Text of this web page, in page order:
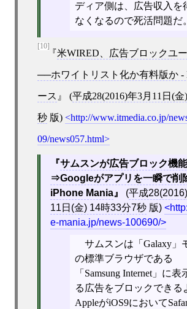
ディア側は、広告収入を
なくなるので死活問題だ。
[10]
米WIRED、広告ブロックユ
──ホワイトリスト化か有料版か -
ース (平成28(2016)年3月11日(金
秒版) http://www.itmedia.co.jp/
09/news057.html
サムスンが広告ブロック機
⇒Googleがアプリを一瞬で削
iPhone Mania
(平成
11日(金) 14時33分7秒版)
e-mania.jp/news-100690/
サムスンは「Galaxy」
の標準ブラウザである
「Samsung Internet」に表
る広告をブロックできる
AppleがiOS9において